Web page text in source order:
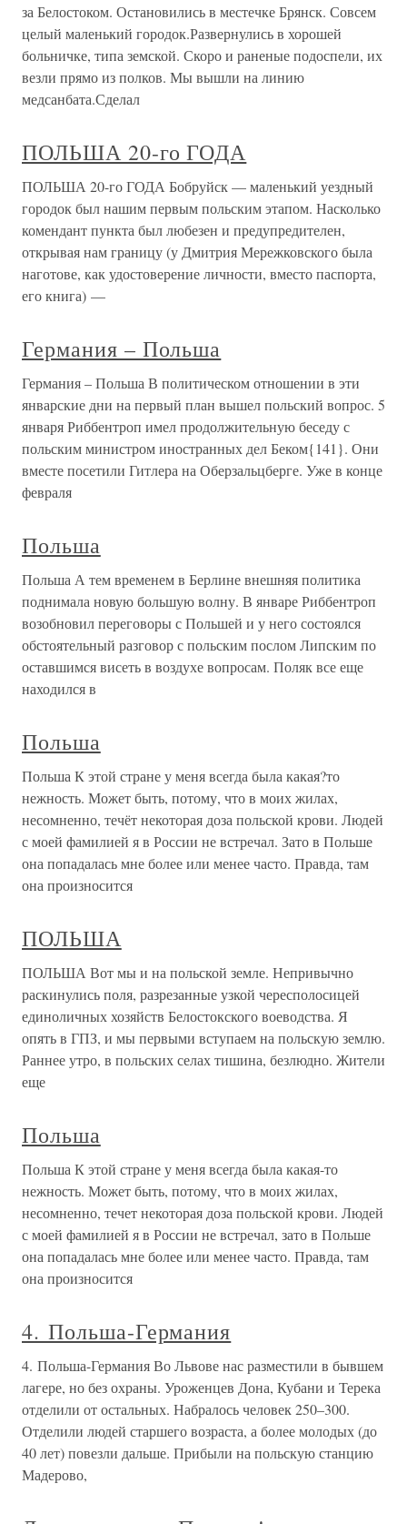
за Белостоком. Остановились в местечке Брянск. Совсем
целый маленький городок.Развернулись в хорошей
больничке, типа земской. Скоро и раненые подоспели, их
везли прямо из полков. Мы вышли на линию
медсанбата.Сделал
ПОЛЬША 20-го ГОДА
ПОЛЬША 20-го ГОДА Бобруйск — маленький уездный
городок был нашим первым польским этапом. Насколько
комендант пункта был любезен и предупредителен,
открывая нам границу (у Дмитрия Мережковского была
наготове, как удостоверение личности, вместо паспорта,
его книга) —
Германия – Польша
Германия – Польша В политическом отношении в эти
январские дни на первый план вышел польский вопрос. 5
января Риббентроп имел продолжительную беседу с
польским министром иностранных дел Беком{141}. Они
вместе посетили Гитлера на Оберзальцберге. Уже в конце
февраля
Польша
Польша А тем временем в Берлине внешняя политика
поднимала новую большую волну. В январе Риббентроп
возобновил переговоры с Польшей и у него состоялся
обстоятельный разговор с польским послом Липским по
оставшимся висеть в воздухе вопросам. Поляк все еще
находился в
Польша
Польша К этой стране у меня всегда была какая?то
нежность. Может быть, потому, что в моих жилах,
несомненно, течёт некоторая доза польской крови. Людей
с моей фамилией я в России не встречал. Зато в Польше
она попадалась мне более или менее часто. Правда, там
она произносится
ПОЛЬША
ПОЛЬША Вот мы и на польской земле. Непривычно
раскинулись поля, разрезанные узкой чересполосицей
единоличных хозяйств Белостокского воеводства. Я
опять в ГПЗ, и мы первыми вступаем на польскую землю.
Раннее утро, в польских селах тишина, безлюдно. Жители
еще
Польша
Польша К этой стране у меня всегда была какая-то
нежность. Может быть, потому, что в моих жилах,
несомненно, течет некоторая доза польской крови. Людей
с моей фамилией я в России не встречал, зато в Польше
она попадалась мне более или менее часто. Правда, там
она произносится
4. Польша-Германия
4. Польша-Германия Во Львове нас разместили в бывшем
лагере, но без охраны. Уроженцев Дона, Кубани и Терека
отделили от остальных. Набралось человек 250–300.
Отделили людей старшего возраста, а более молодых (до
40 лет) повезли дальше. Прибыли на польскую станцию
Мадерово,